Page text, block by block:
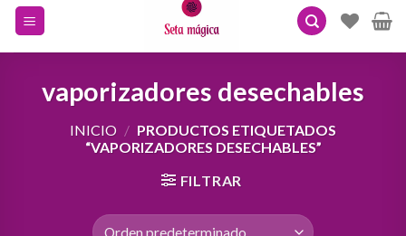
vaporizadores desechables
INICIO / PRODUCTOS ETIQUETADOS
“VAPORIZADORES DESECHABLES”
FILTRAR